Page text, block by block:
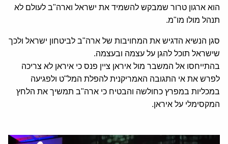
הוא ארגון טרור שמבקש להשמיד את ישראל וארה"ב לעולם לא
תנהל מולו מו"מ.
סגן הנשיא הדגיש את המחויבות של ארה"ב לביטחון ישראל ולכך
שישראל תוכל להגן על עצמה ובעצמה.
בהתייחסו אל המשבר מול איראן ציין פנס כי איראן לא צריכה
לפרש את אי התגובה האמריקנית להפלת המל"ט ולפגיעה
במכליות במפרץ כחולשה והבטיח כי ארה"ב תמשיך את הלחץ
המקסימלי על איראן.